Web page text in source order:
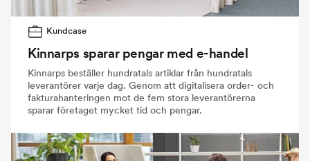
Kundcase
Kinnarps sparar pengar med e-handel
Kinnarps beställer hundratals artiklar från hundratals
leverantörer varje dag. Genom att digitalisera order- och
fakturahanteringen mot de fem stora leverantörerna
sparar företaget mycket tid och pengar.